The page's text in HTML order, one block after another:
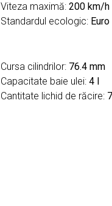
Viteza maximă:200 km/h
Standardul ecologic: Euro
Cursa cilindrilor: 76.4 mm
Capacitate baie ulei:4 l
Cantitate lichid de răcire: 7 l